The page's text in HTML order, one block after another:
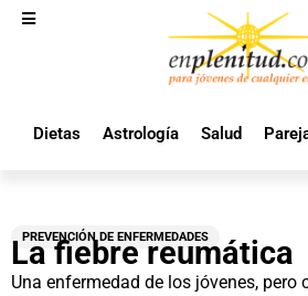
Dietas Astrología Salud
PREVENCIÓN DE ENFERMEDADES
La fiebre reumática
Una enfermedad de los jóvenes, pero